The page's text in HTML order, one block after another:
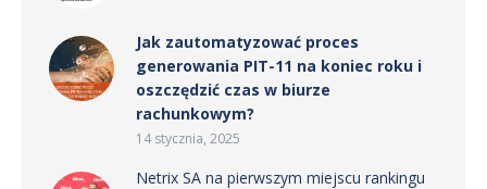
Jak zautomatyzować proces
generowania PIT-11 na koniec roku i
oszczędzić czas w biurze
rachunkowym?
14 stycznia, 2025
Netrix SA na pierwszym miejscu rankingu